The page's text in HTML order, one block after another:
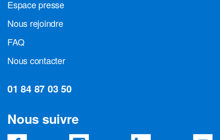
Espace presse
Nous rejoindre
FAQ
Nous contacter
01 84 87 03 50
Nous suivre